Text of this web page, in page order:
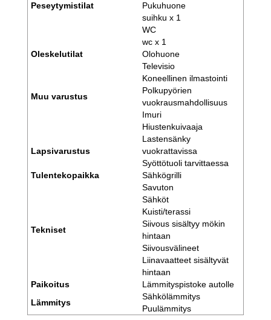
Peseytymistilat
Pukuhuone
suihku x 1
WC
wc x 1
Oleskelutilat
Olohuone
Muu varustus
Televisio
Koneellinen ilmastointi
Polkupyörien
vuokrausmahdollisuus
Imuri
Hiustenkuivaaja
Lapsivarustus
Lastensänky
vuokrattavissa
Syöttötuoli tarvittaessa
Tulentekopaikka
Sähkögrilli
Tekniset
Savuton
Sähköt
Kuisti/terassi
Siivous sisältyy mökin
hintaan
Siivousvälineet
Liinavaatteet sisältyvät
hintaan
Paikoitus
Lämmityspistoke autolle
Lämmitys
Sähkölämmitys
Puulämmitys